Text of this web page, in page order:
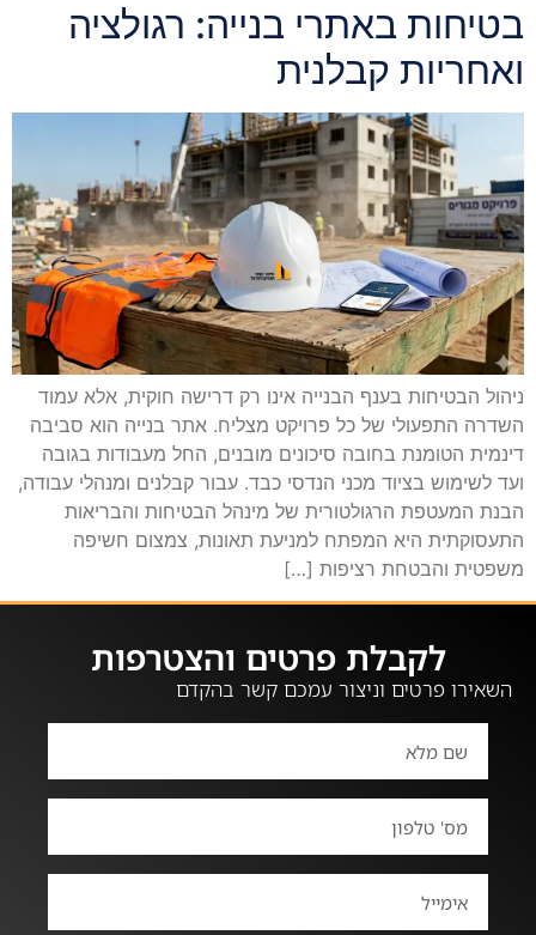
בטיחות באתרי בנייה: רגולציה
ואחריות קבלנית
ניהול הבטיחות בענף הבנייה אינו רק דרישה חוקית, אלא עמוד
השדרה התפעולי של כל פרויקט מצליח. אתר בנייה הוא סביבה
דינמית הטומנת בחובה סיכונים מובנים, החל מעבודות בגובה
ועד לשימוש בציוד מכני הנדסי כבד. עבור קבלנים ומנהלי עבודה,
הבנת המעטפת הרגולטורית של מינהל הבטיחות והבריאות
התעסוקתית היא המפתח למניעת תאונות, צמצום חשיפה
משפטית והבטחת רציפות […]
לקבלת פרטים והצטרפות
השאירו פרטים וניצור עמכם קשר בהקדם